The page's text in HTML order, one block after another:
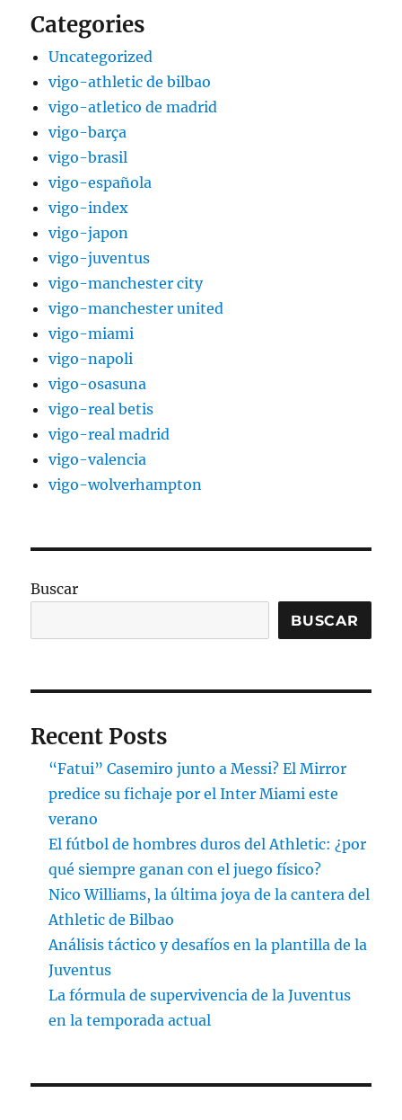
Categories
Uncategorized
vigo-athletic de bilbao
vigo-atletico de madrid
vigo-barça
vigo-brasil
vigo-española
vigo-index
vigo-japon
vigo-juventus
vigo-manchester city
vigo-manchester united
vigo-miami
vigo-napoli
vigo-osasuna
vigo-real betis
vigo-real madrid
vigo-valencia
vigo-wolverhampton
Buscar
BUSCAR
Recent Posts
“Fatui” Casemiro junto a Messi? El Mirror
predice su fichaje por el Inter Miami este
verano
El fútbol de hombres duros del Athletic: ¿por
qué siempre ganan con el juego físico?
Nico Williams, la última joya de la cantera del
Athletic de Bilbao
Análisis táctico y desafíos en la plantilla de la
Juventus
La fórmula de supervivencia de la Juventus
en la temporada actual